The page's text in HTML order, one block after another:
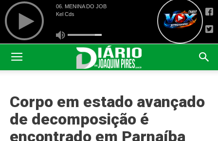
Corpo em estado avançado
de decomposição é
encontrado em Parnaíba